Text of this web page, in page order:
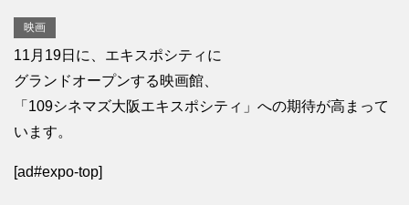
映画
11月19日に、エキスポシティに
グランドオープンする映画館、
「109シネマズ大阪エキスポシティ」への期待が高まって
います。
[ad#expo-top]